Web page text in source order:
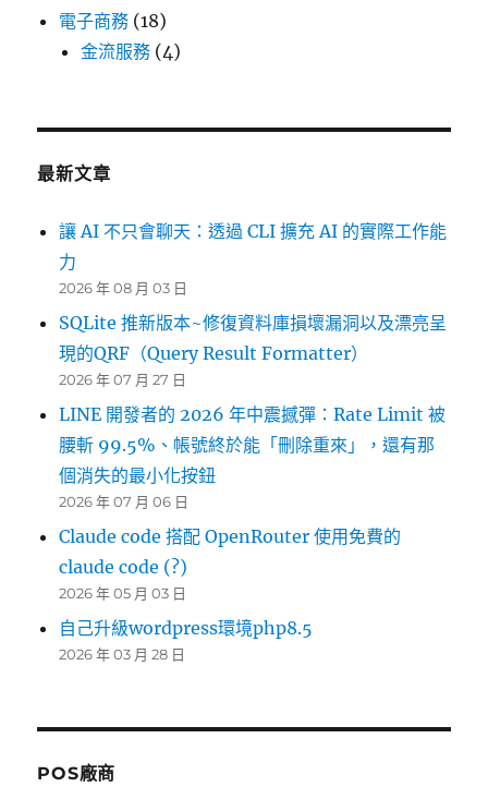
電子商務 (18)
金流服務 (4)
最新文章
讓 AI 不只會聊天：透過 CLI 擴充 AI 的實際工作能
力
2026 年 08 月 03 日
SQLite 推新版本~修復資料庫損壞漏洞以及漂亮呈
現的QRF（Query Result Formatter）
2026 年 07 月 27 日
LINE 開發者的 2026 年中震撼彈：Rate Limit 被
腰斬 99.5%、帳號終於能「刪除重來」，還有那
個消失的最小化按鈕
2026 年 07 月 06 日
Claude code 搭配 OpenRouter 使用免費的
claude code (?)
2026 年 05 月 03 日
自己升級wordpress環境php8.5
2026 年 03 月 28 日
POS廠商